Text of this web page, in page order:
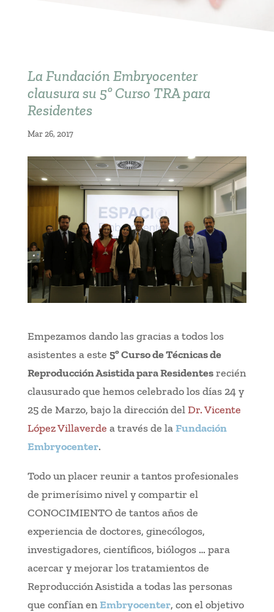
La Fundación Embryocenter
clausura su 5º Curso TRA para
Residentes
Mar 26, 2017
Empezamos dando las gracias a todos los
asistentes a este 5º Curso de Técnicas de
Reproducción Asistida para Residentesrecién
clausurado que hemos celebrado los días 24 y
25 de Marzo, bajo la dirección delDr. Vicente
López Villaverde a través de laFundación
Embryocenter.
Todo un placer reunir a tantos profesionales
de primerísimo nivel y compartir el
CONOCIMIENTO de tantos años de
experiencia de doctores, ginecólogos,
investigadores, científicos, biólogos … para
acercar y mejorar los tratamientos de
Reproducción Asistida a todas las personas
que confían enEmbryocenter, con el objetivo